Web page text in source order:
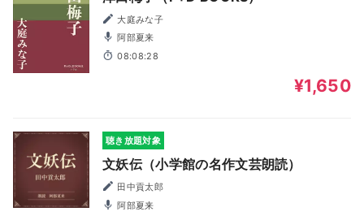
大庭みな子
阿部夏来
08:08:28
¥1,650
聴き放題対象
文妖伝（小学館の名作文芸朗読）
田中貢太郎
阿部夏来